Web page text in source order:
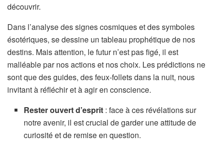
découvrir.
Dans l’analyse des signes cosmiques et des symboles
ésotériques, se dessine un tableau prophétique de nos
destins. Mais attention, le futur n’est pas figé, il est
malléable par nos actions et nos choix. Les prédictions ne
sont que des guides, des feux-follets dans la nuit, nous
invitant à réfléchir et à agir en conscience.
Rester ouvert d’esprit : face à ces révélations sur
notre avenir, il est crucial de garder une attitude de
curiosité et de remise en question.